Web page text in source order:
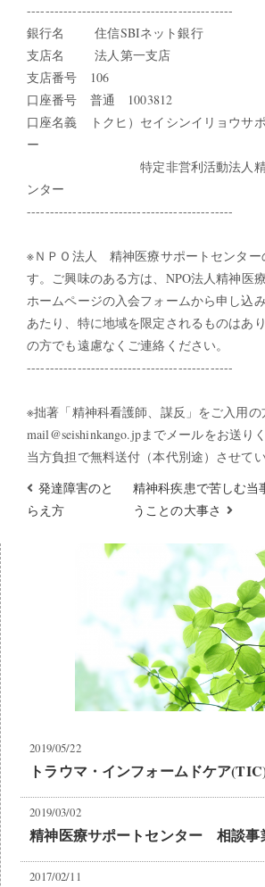
---------------------------------------------
銀行名 住信SBIネット銀行
支店名 法人第一支店
支店番号 106
口座番号 普通 1003812
口座名義 トクヒ）セイシンイリョウサ
ー
特定非営利活動法人精神医
ンター
---------------------------------------------
※ＮＰＯ法人 精神医療サポートセンター
す。ご興味のある方は、NPO法人精神医
ホームページの入会フォームから申し込
あたり、特に地域を限定されるものはあ
の方でも遠慮なくご連絡ください。
---------------------------------------------
※拙著「精神科看護師、謀反」をご入用の
mail@seishinkango.jpまでメールをお送り
当方負担で無料送付（本代別途）させてい
発達障害のと
らえ方
精神科疾患で苦しむ当
うことの大事さ
2019/05/22
トラウマ・インフォームドケア
2019/03/02
精神医療サポートセンター 相談事
2017/02/11